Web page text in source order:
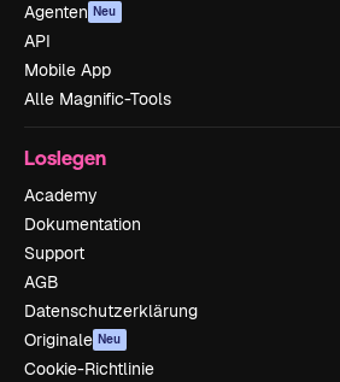
Agenten Neu
API
Mobile App
Alle Magnific-Tools
Loslegen
Academy
Dokumentation
Support
AGB
Datenschutzerklärung
Originale Neu
Cookie-Richtlinie